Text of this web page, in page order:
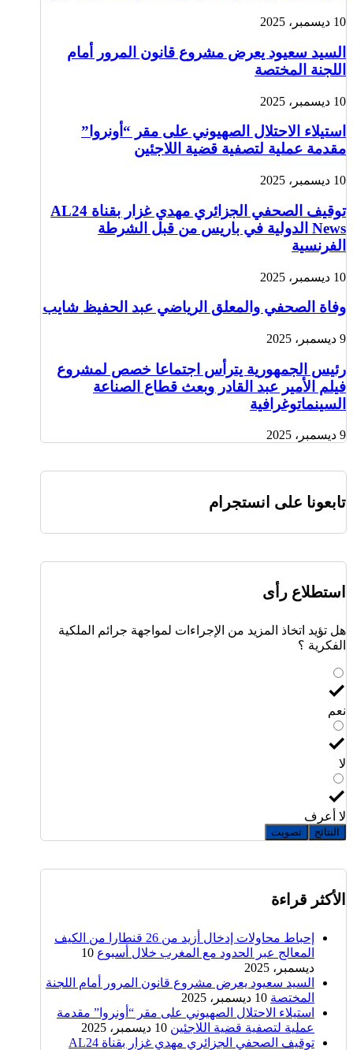
10 ديسمبر، 2025
السيد سعيود يعرض مشروع قانون المرور أمام
اللجنة المختصة
10 ديسمبر، 2025
استيلاء الاحتلال الصهيوني على مقر “أونروا”
مقدمة عملية لتصفية قضية اللاجئين
10 ديسمبر، 2025
توقيف الصحفي الجزائري مهدي غزار بقناة AL24
News الدولية في باريس من قبل الشرطة
الفرنسية
10 ديسمبر، 2025
وفاة الصحفي والمعلق الرياضي عبد الحفيظ شايب
9 ديسمبر، 2025
رئيس الجمهورية يترأس اجتماعا خصص لمشروع
فيلم الأمير عبد القادر وبعث قطاع الصناعة
السينماتوغرافية
9 ديسمبر، 2025
تابعونا على انستجرام
استطلاع رأى
هل تؤيد اتخاذ المزيد من الإجراءات لمواجهة جرائم الملكية
الفكرية ؟
نعم
لا
لا أعرف
النتائج تصويت
الأكثر قراءة
إحباط محاولات إدخال أزيد من 26 قنطارا من الكيف
المعالج عبر الحدود مع المغرب خلال أسبوع 10
ديسمبر، 2025
السيد سعيود يعرض مشروع قانون المرور أمام اللجنة
المختصة 10 ديسمبر، 2025
استيلاء الاحتلال الصهيوني على مقر “أونروا” مقدمة
عملية لتصفية قضية اللاجئين 10 ديسمبر، 2025
توقيف الصحفي الجزائري مهدي غزار بقناة AL24